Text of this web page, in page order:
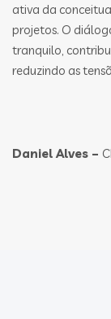
ativa da
projetos. O
tranquilo,
reduzindo as
Daniel Alves –